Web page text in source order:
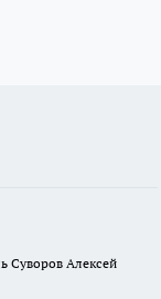
Суворов Алексей